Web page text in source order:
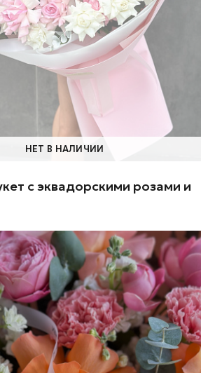
НЕТ В НАЛИЧИИ
с эквадорскими розами и